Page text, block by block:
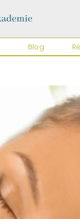
Blog